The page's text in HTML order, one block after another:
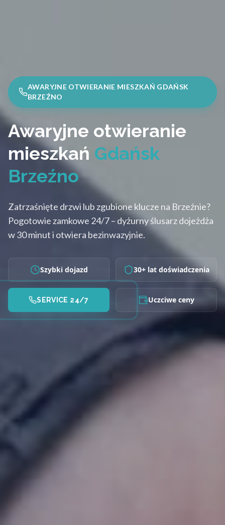
AWARYJNE OTWIERANIE MIESZKAŃ GDAŃSK
BRZEŹNO
Awaryjne otwieranie
mieszkań Gdańsk
Brzeźno
Zatrzaśnięte drzwi lub zgubione klucze na Brzeźnie?
Pogotowie zamkowe 24/7 – dyżurny ślusarz dojeżdża
w 30 minut i otwiera bezinwazyjnie.
Szybki dojazd 30+ lat doświadczenia
SERVICE 24/7 Uczciwe ceny